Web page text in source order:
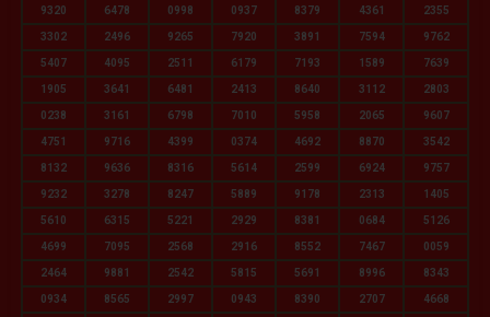
9320 6478 0998 0937 8379 4361 2355
3302 2496 9265 7920 3891 7594 9762
5407 4095 2511 6179 7193 1589 7639
1905 3641 6481 2413 8640 3112 2803
0238 3161 6798 7010 5958 2065 9607
4751 9716 4399 0374 4692 8870 3542
8132 9636 8316 5614 2599 6924 9757
9232 3278 8247 5889 9178 2313 1405
5610 6315 5221 2929 8381 0684 5126
4699 7095 2568 2916 8552 7467 0059
2464 9881 2542 5815 5691 8996 8343
0934 8565 2997 0943 8390 2707 4668